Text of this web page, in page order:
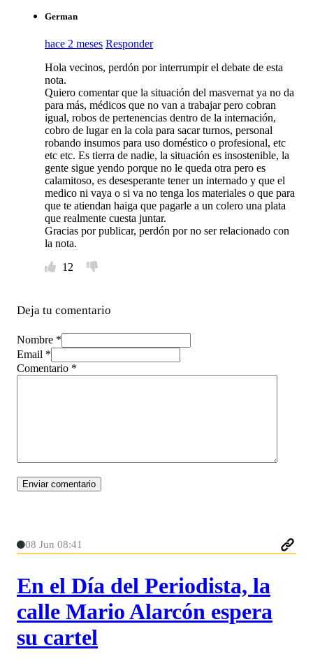
German
hace 2 meses Responder
Hola vecinos, perdón por interrumpir el debate de esta
nota.
Quiero comentar que la situación del masvernat ya no da
para más, médicos que no van a trabajar pero cobran
igual, robos de pertenencias dentro de la internación,
cobro de lugar en la cola para sacar turnos, personal
robando insumos para uso doméstico o profesional, etc
etc etc. Es tierra de nadie, la situación es insostenible, la
gente sigue yendo porque no le queda otra pero es
calamitoso, es desesperante tener un internado y que el
medico ni vaya o si va no tenga los materiales o que para
que te atiendan haiga que pagarle a un colero una plata
que realmente cuesta juntar.
Gracias por publicar, perdón por no ser relacionado con
la nota.
12
Deja tu comentario
Nombre *
Email *
Comentario *
08 Jun 08:41
En el Día del Periodista, la
calle Mario Alarcón espera
su cartel